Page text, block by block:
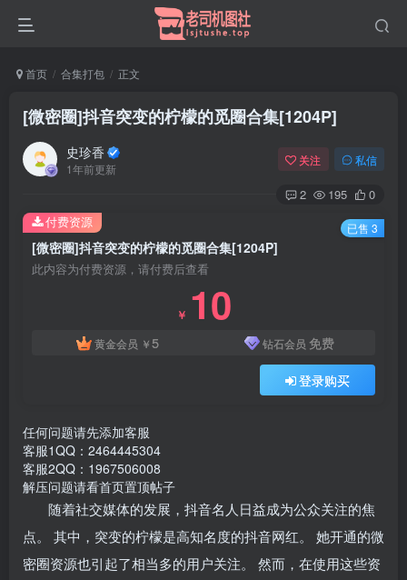
首页 合集打包 正文
[微密圈]抖音突变的柠檬的觅圈合集[1204P]
史珍香
1年前更新
关注 私信
2 195 0
[微密圈]抖音突变的柠檬的觅圈合集[1204P]
此内容为付费资源，请付费后查看
￥ 10
黄金会员 ￥5 钻石会员 免费
登录购买
付费资源 已售 3
任何问题请先添加客服
客服1QQ：2464445304
客服2QQ：1967506008
解压问题请看首页置顶帖子
随着社交媒体的发展，抖音名人日益成为公众关注的焦
点。 其中，突变的柠檬是高知名度的抖音网红。 她开通的微
密圈资源也引起了相当多的用户关注。 然而，在使用这些资